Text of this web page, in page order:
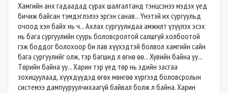
Хамгийн анх гадаадад сурах шалгалтанд тэнцсэнээ мэдэх үед
бичиж байсан тэмдэглэлээ эргэн санав... Үнэтэй их сургуульд
очоод хэн байх нь ч... Ахлах сургуулидаа амжилт үзүүлэх эсэх
нь бага сургуулийн суурь боловсролтой салшгүй холбоотой
гэж боддог болохоор би лав хүүхэдтэй болвол хамгийн сайн
бага сургуулийг олж, тэр багшид л өгнө өө... Хувийн байна уу...
Төрийн байна уу... Харин тэр үед төр нь эдийн засгаа
зохицуулаад, хүүхдүүдэд өгөх мөнгөө хүргээд боловсролын
системээ дампууруулчихаагүй байвал болж л байна. Харин